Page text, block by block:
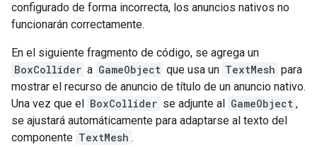
configurado de forma incorrecta, los anuncios nativos no
funcionarán correctamente.
En el siguiente fragmento de código, se agrega un
BoxCollider a GameObject que usa un TextMesh para
mostrar el recurso de anuncio de título de un anuncio nativo.
Una vez que el BoxCollider se adjunte al GameObject ,
se ajustará automáticamente para adaptarse al texto del
componente TextMesh .